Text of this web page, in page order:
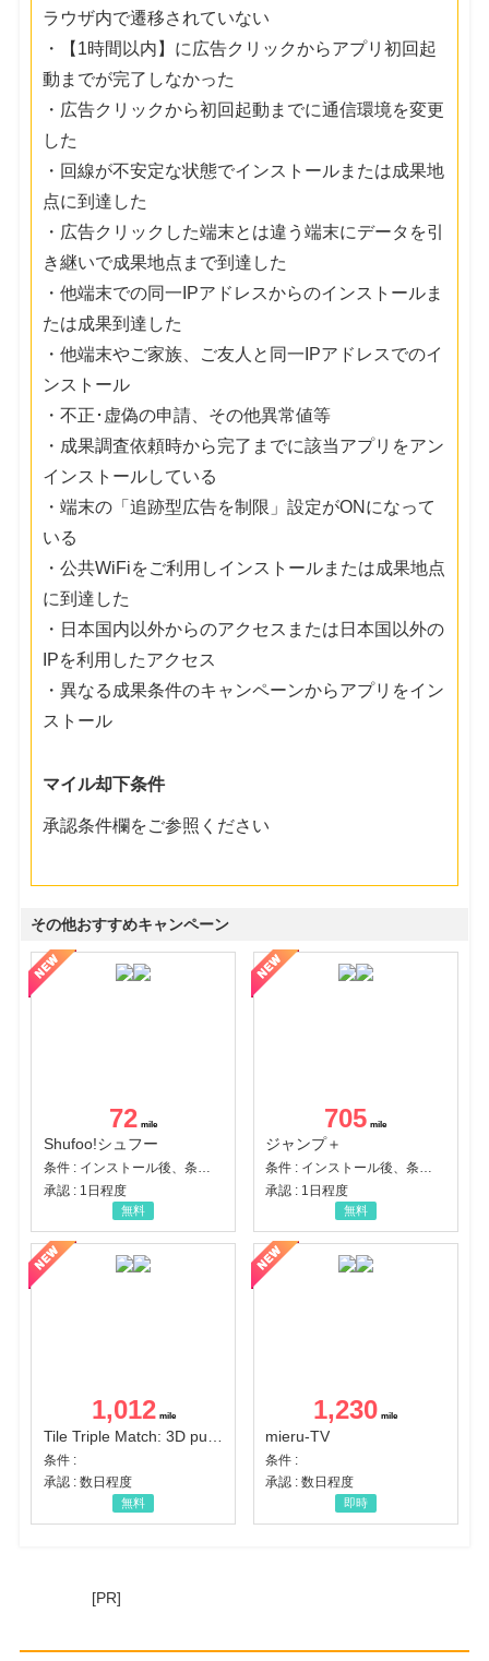
ラウザ内で遷移されていない
・【1時間以内】に広告クリックからアプリ初回起
動までが完了しなかった
・広告クリックから初回起動までに通信環境を変更
した
・回線が不安定な状態でインストールまたは成果地
点に到達した
・広告クリックした端末とは違う端末にデータを引
き継いで成果地点まで到達した
・他端末での同一IPアドレスからのインストールま
たは成果到達した
・他端末やご家族、ご友人と同一IPアドレスでのイ
ンストール
・不正･虚偽の申請、その他異常値等
・成果調査依頼時から完了までに該当アプリをアン
インストールしている
・端末の「追跡型広告を制限」設定がONになって
いる
・公共WiFiをご利用しインストールまたは成果地点
に到達した
・日本国内以外からのアクセスまたは日本国以外の
IPを利用したアクセス
・異なる成果条件のキャンペーンからアプリをイン
ストール
マイル却下条件
承認条件欄をご参照ください
その他おすすめキャンペーン
72
Shufoo!シュフー
条件 : インストール後、条件達成
承認 : 1日程度
無料
705
ジャンプ＋
条件 : インストール後、条件達成
承認 : 1日程度
無料
1,012
条件 :
承認 : 数日程度
無料
1,230
mieru-TV
条件 :
承認 : 数日程度
即時
[PR]